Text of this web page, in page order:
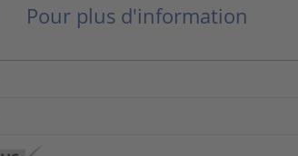
Pour plus d'information